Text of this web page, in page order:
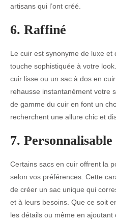
artisans qui l’ont créé.
6. Raffiné
Le cuir est synonyme de luxe
touche sophistiquée à votre
cuir lisse ou un sac à dos en
rehausse instantanément votre
de gamme du cuir en font un
recherchent une allure chic et
7. Personnalisable
Certains sacs en cuir offrent la
selon vos préférences. Cette
de créer un sac unique qui
et à leurs besoins. Que ce soit
les détails ou même en